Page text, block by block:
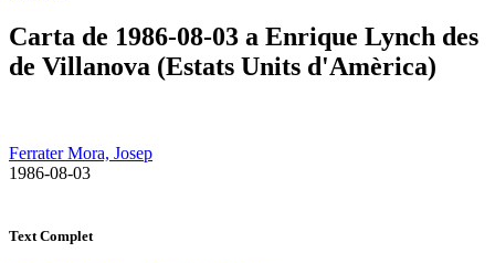
Carta de 1986-08-03 a Enrique Lynch des
de Villanova (Estats Units d'Amèrica)
Ferrater Mora, Josep
​ 1986-08-03
Text Complet